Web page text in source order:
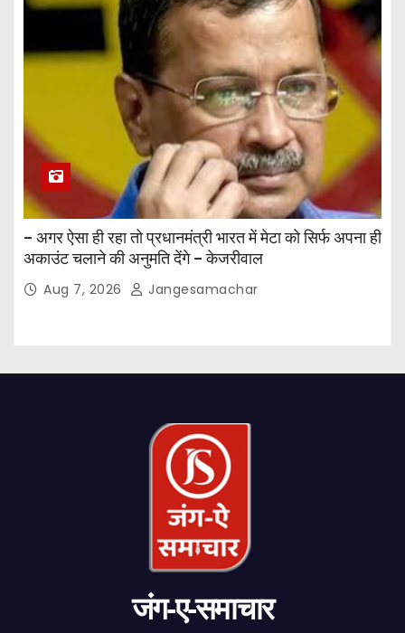
– अगर ऐसा ही रहा तो प्रधानमंत्री भारत में मेटा को सिर्फ अपना ही
अकाउंट चलाने की अनुमति देंगे – केजरीवाल
Aug 7, 2026 Jangesamachar
जंग-ए-समाचार